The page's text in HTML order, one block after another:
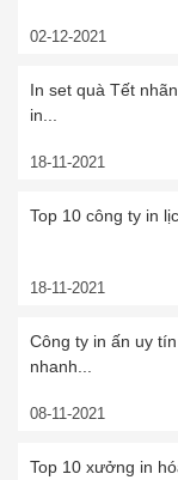
02-12-2021
In set quà Tết
in...
18-11-2021
Top 10 công ty in
18-11-2021
Công ty in ấn uy
nhanh...
08-11-2021
Top 10 xưởng in